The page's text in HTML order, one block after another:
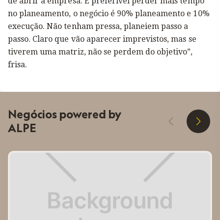
no planeamento, o negócio é 90% planeamento e 10%
execução. Não tenham pressa, planeiem passo a
passo. Claro que vão aparecer imprevistos, mas se
tiverem uma matriz, não se perdem do objetivo”,
frisa.
Negócios powered by
ALPE
D E